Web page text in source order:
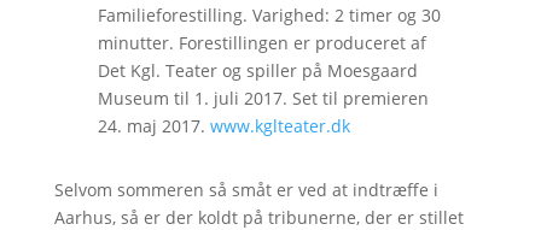
Familieforestilling. Varighed: 2 timer og 30
minutter. Forestillingen er produceret af
Det Kgl. Teater og spiller på Moesgaard
Museum til 1. juli 2017. Set til premieren
24. maj 2017. www.kglteater.dk
Selvom sommeren så småt er ved at indtræffe i
Aarhus, så er der koldt på tribunerne, der er stillet